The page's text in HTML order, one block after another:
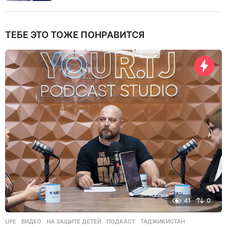
ТЕБЕ ЭТО ТОЖЕ ПОНРАВИТСЯ
41 0
LIFE ВИДЕО ,НА ЗАЩИТЕ ДЕТЕЙ ,ПОДКАСТ ,ТАДЖИКИСТАН